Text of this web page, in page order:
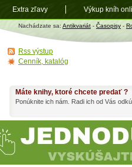
Antikvariát
shop.sk
Nachádzate sa: Antikvariát - Časopisy -
Máte knihy, ktoré chcete predať ?
Ponúknite ich nám. Radi ich od Vás
Rss výstup
Cenník, katalóg
Extra zľavy Výkup kníh